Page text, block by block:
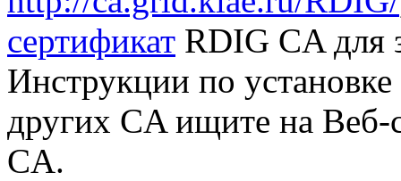
сертификат RDIG CA для
Инструкции по установке
других CA ищите на Веб-
CA.